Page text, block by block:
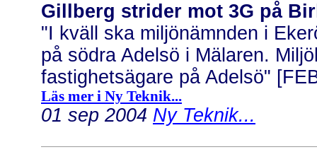
Gillberg strider mot 3G på
"I kväll ska miljönämnden i
på södra Adelsö i Mälaren.
fastighetsägare på Adelsö"
Läs mer i Ny Teknik...
01 sep 2004 Ny Teknik...